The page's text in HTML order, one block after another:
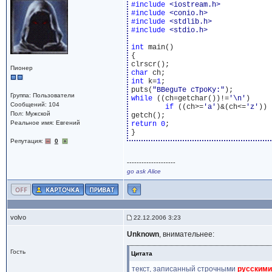
Пионер
Группа: Пользователи
Сообщений: 104
Пол: Мужской
Реальное имя: Евгений
Репутация: 0
#include <iostream.h>
#include <conio.h>
#include <stdlib.h>
#include <stdio.h>
int main()
{
char
int k=1;
puts( "BBeguTe cTpoKy:"
while ((ch=getchar())!='\n' )
if ((ch>='a' )&(ch<='z' ))
return 0;
--------------------
go ask Alice
volvo 22.12.2006 3:23
Гость
Unknown, внимательнее:
Цитата
текст, записанный строчными русскими